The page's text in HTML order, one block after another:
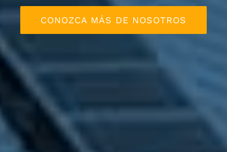
CONOZCA MÁS DE NOSOTROS